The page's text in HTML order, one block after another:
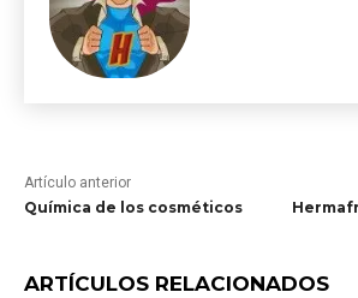
Artículo anterior
Química de los cosméticos
ARTÍCULOS RELACIONADOS